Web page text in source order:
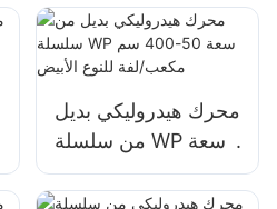
محرك هيدروليكي بديل
من سلسلة WP سعة
50-400 سم مكعب/
لفة للنوع الأبيض